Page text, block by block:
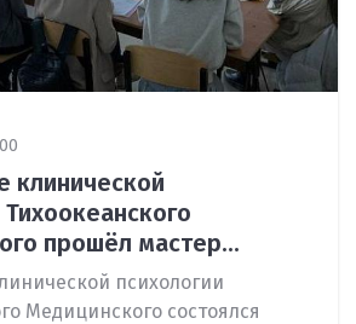
клинической
Тихоокеанского
прошёл мастер...
психологии
Медицинского состоялся